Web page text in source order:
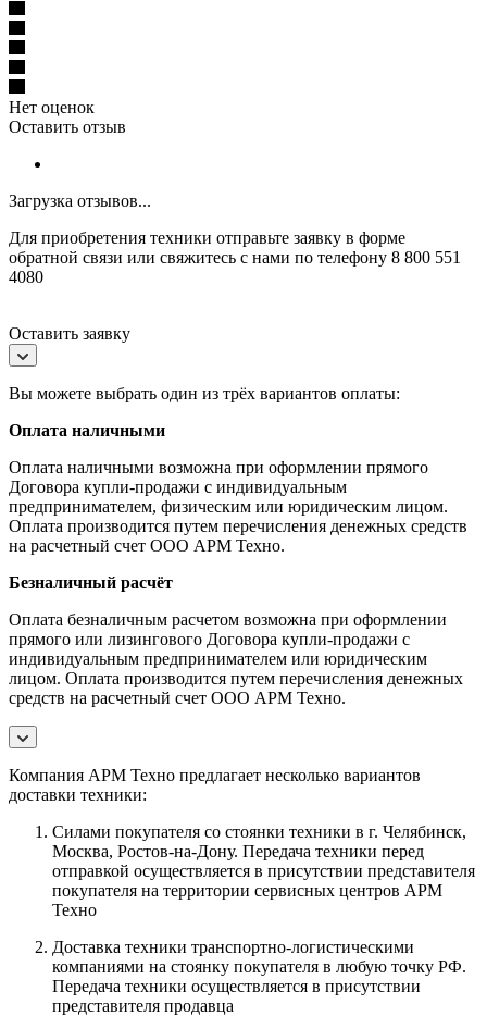
Нет оценок
Оставить отзыв
Загрузка отзывов...
Для приобретения техники отправьте заявку в форме
обратной связи или свяжитесь с нами по телефону 8 800 551
4080
Оставить заявку
Вы можете выбрать один из трёх вариантов оплаты:
Оплата наличными
Оплата наличными возможна при оформлении прямого
Договора купли-продажи с индивидуальным
предпринимателем, физическим или юридическим лицом.
Оплата производится путем перечисления денежных средств
на расчетный счет ООО АРМ Техно.
Безналичный расчёт
Оплата безналичным расчетом возможна при оформлении
прямого или лизингового Договора купли-продажи с
индивидуальным предпринимателем или юридическим
лицом. Оплата производится путем перечисления денежных
средств на расчетный счет ООО АРМ Техно.
Компания АРМ Техно предлагает несколько вариантов
доставки техники:
Силами покупателя со стоянки техники в г. Челябинск,
Москва, Ростов-на-Дону. Передача техники перед
отправкой осуществляется в присутствии представителя
покупателя на территории сервисных центров АРМ
Техно
Доставка техники транспортно-логистическими
компаниями на стоянку покупателя в любую точку РФ.
Передача техники осуществляется в присутствии
представителя продавца